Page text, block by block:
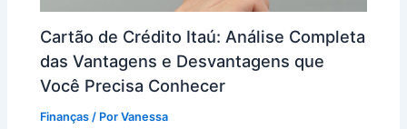
Cartão de Crédito Itaú: Análise Completa
das Vantagens e Desvantagens que
Você Precisa Conhecer
Finanças / PorVanessa